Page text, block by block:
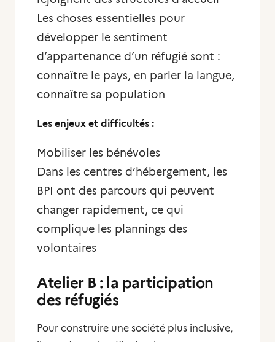
Les choses essentielles pour
développer le sentiment
d’appartenance d’un réfugié sont :
connaître le pays, en parler la langue,
connaître sa population
Les enjeux et difficultés :
Mobiliser les bénévoles
Dans les centres d’hébergement, les
BPI ont des parcours qui peuvent
changer rapidement, ce qui
complique les plannings des
volontaires
Atelier B : la participation
des réfugiés
Pour construire une société plus inclusive,